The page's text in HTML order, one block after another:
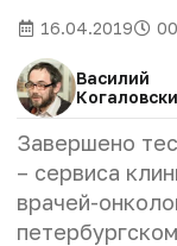
16.04.2019
Василий
Завершено
– cервиса
врачей-